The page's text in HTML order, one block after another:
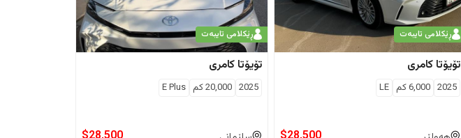
ڕێکلامی تایبەت
تۆیۆتا کامری
2025
6,000كم LE
ڕێکلامی تایبەت
تۆیۆتا کامری
2025
20,000كم E Plus